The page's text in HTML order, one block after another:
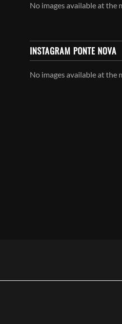
No images available at the
INSTAGRAM PONTE NOVA
No images available at the